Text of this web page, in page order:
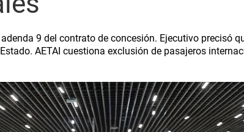
9 del contrato de concesión. Ejecutivo precisó
AETAI cuestiona exclusión de pasajeros